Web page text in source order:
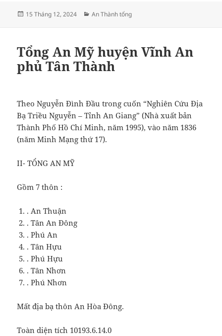
Đăng
15 Tháng 12, 2024
Danh
An Thành tổng
Tổng An Mỹ huyện Vĩnh An
phủ Tân Thành
Theo Nguyễn Đình Đầu trong cuốn “Nghiên Cứu Địa
Bạ Triều Nguyễn – Tỉnh An Giang” (Nhà xuất bản
Thành Phố Hồ Chí Minh, năm 1995), vào năm 1836
(năm Minh Mạng thứ 17).
II- TỔNG AN MỸ
Gồm 7 thôn :
. An Thuận
. Tân An Đông
. Phú An
. Tân Hựu
. Phú Hựu
. Tân Nhơn
. Phú Nhơn
Mất địa bạ thôn An Hòa Đông.
Toàn diện tích 10193.6.14.0